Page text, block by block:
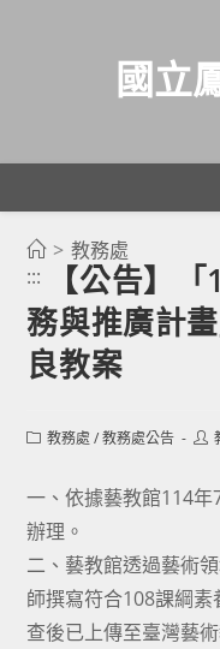
國立
> 教務處
:::
【公告】
務與推廣計
良教案
Post教務處 / 教務處公告
一、依據藝教館114
辦理。
二、藝教館透過藝術
師撰寫符合108課綱
查後已上傳至臺灣藝